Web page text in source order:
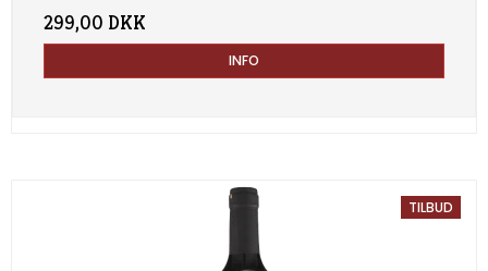
299,00 DKK
INFO
TILBUD